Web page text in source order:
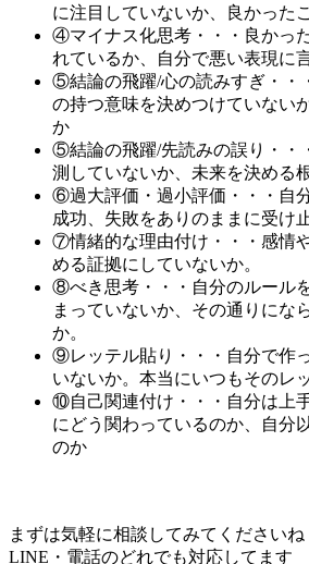
に注目していないか、良かった
④マイナス化思考・・・良かっ
れているか、自分で悪い表現に
⑤結論の飛躍/心の読みすぎ・・
の持つ意味を決めつけていない
か
⑤結論の飛躍/先読みの誤り・・
測していないか、未来を決める
⑥過大評価・過小評価・・・自
成功、失敗をありのままに受け
⑦情緒的な理由付け・・・感情
める証拠にしていないか。
⑧べき思考・・・自分のルール
まっていないか、その通りにな
か。
⑨レッテル貼り・・・自分で作
いないか。本当にいつもそのレ
⑩自己関連付け・・・自分は上
にどう関わっているのか、自分
のか
まずは気軽に相談してみてくださいね
LINE・電話のどれでも対応してます！